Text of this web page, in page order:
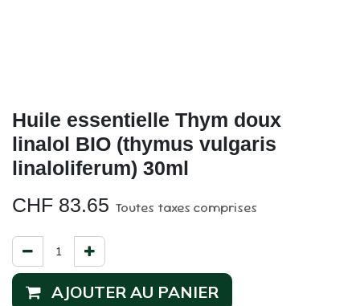
Huile essentielle Thym doux
linalol BIO (thymus vulgaris
linaloliferum) 30ml
CHF 83.65 Toutes taxes comprises
AJOUTER AU PANIER